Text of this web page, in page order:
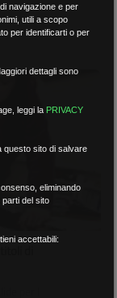
di
navigazione e per
utili a scopo
per identificarti o per
dettagli sono
leggi la PRIVACY
questo sito di salvare
eliminando
del sito
accettabili: